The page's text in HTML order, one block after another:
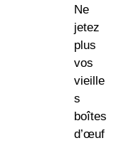
Ne
jetez
plus
vos
vieille
s
boîtes
d’œuf